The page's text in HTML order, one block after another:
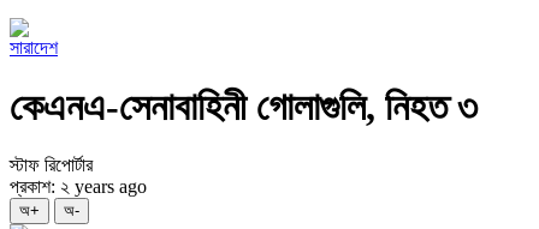
সারাদেশ
কেএনএ-সেনাবাহিনী গোলাগুলি, নিহত ৩
স্টাফ রিপোর্টার
প্রকাশ: ২ years ago
অ+ অ-